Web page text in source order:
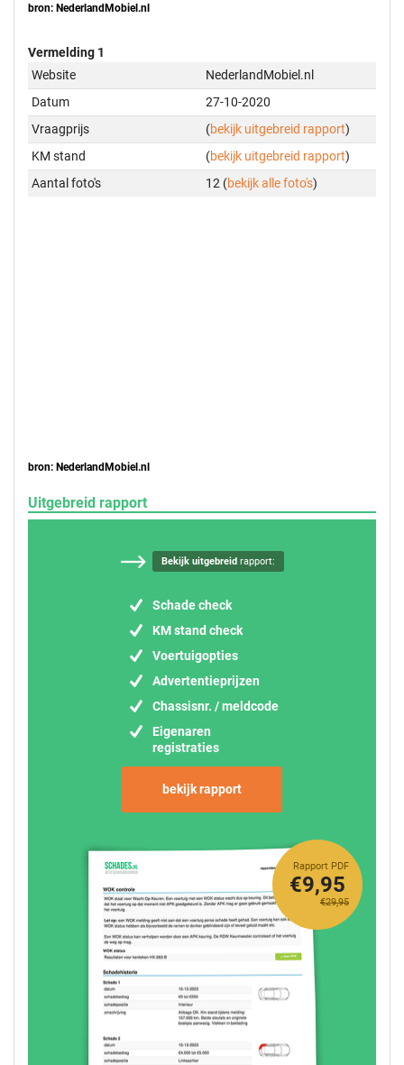
bron: NederlandMobiel.nl
Vermelding 1
Website
NederlandMobiel.nl
Datum
27-10-2020
Vraagprijs
(bekijk uitgebreid rapport)
KM stand
(bekijk uitgebreid rapport)
Aantal foto's
12 (bekijk alle foto's)
bron: NederlandMobiel.nl
Uitgebreid rapport
Bekijk uitgebreidrapport:
Schade check
KM stand check
Voertuigopties
Advertentieprijzen
Chassisnr. / meldcode
Eigenaren
registraties
bekijk rapport
Rapport PDF
€29,95
€9,95